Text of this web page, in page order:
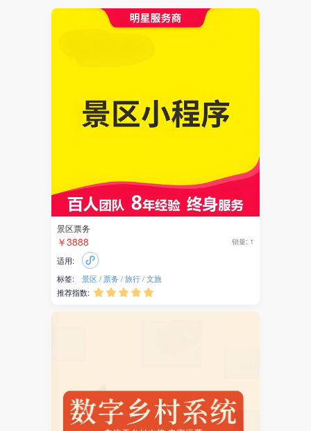
景区票务
￥3888 销量: 1
适用:
标签:
景区 票务 旅行 文旅
推荐指数:     